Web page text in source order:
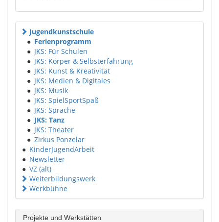
Jugendkunstschule
● Ferienprogramm
● JKS: Für Schulen
● JKS: Körper & Selbsterfahrung
● JKS: Kunst & Kreativität
● JKS: Medien & Digitales
● JKS: Musik
● JKS: SpielSportSpaß
● JKS: Sprache
● JKS: Tanz
● JKS: Theater
● Zirkus Ponzelar
● KinderJugendArbeit
● Newsletter
● VZ (alt)
Weiterbildungswerk
Werkbühne
Projekte und Werkstätten